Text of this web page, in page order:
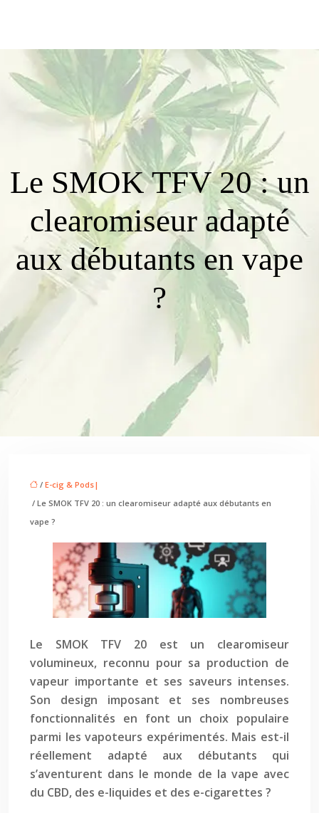
Le SMOK TFV 20 : un
clearomiseur adapté
aux débutants en vape
?
/ E-cig & Pods|
/ Le SMOK TFV 20 : un clearomiseur adapté aux débutants en
vape ?
Le SMOK TFV 20 est un clearomiseur
volumineux, reconnu pour sa production de
vapeur importante et ses saveurs intenses.
Son design imposant et ses nombreuses
fonctionnalités en font un choix populaire
parmi les vapoteurs expérimentés. Mais est-il
réellement adapté aux débutants qui
s’aventurent dans le monde de la vape avec
du CBD, des e-liquides et des e-cigarettes ?